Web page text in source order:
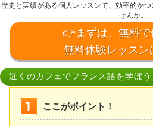
歴史と実績がある個人レッスンで、効率的か
せんか。
👉まずは、無料で
無料体験レッスン
近くのカフェでフランス語を学ぼ
ここがポイント！